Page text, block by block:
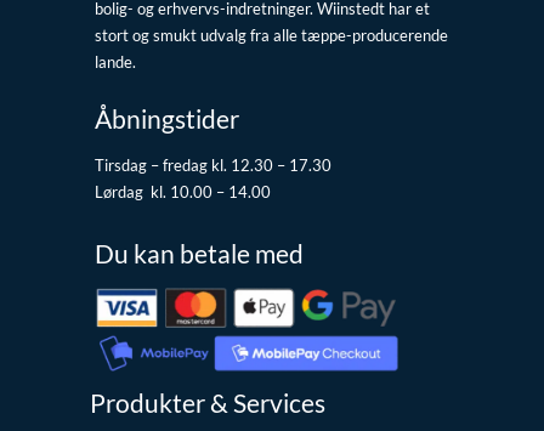
bolig- og erhvervs-indretninger. Wiinstedt har et
stort og smukt udvalg fra alle tæppe-producerende
lande.
Åbningstider
Tirsdag – fredag kl. 12.30 – 17.30
Lørdag kl. 10.00 – 14.00
Du kan betale med
Produkter & Services